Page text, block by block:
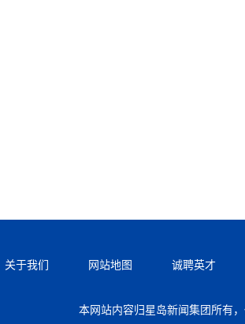
关于我们 网站地图 诚聘英才
本网站内容归星岛新闻集团所有